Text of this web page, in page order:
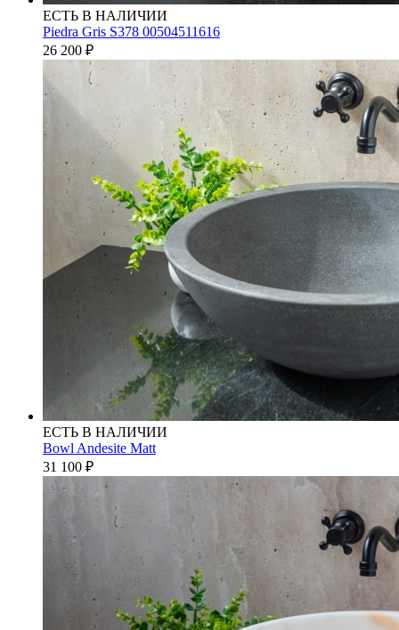
ЕСТЬ В НАЛИЧИИ
Piedra Gris S378 00504511616
26 200 ₽
ЕСТЬ В НАЛИЧИИ
Bowl Andesite Matt
31 100 ₽